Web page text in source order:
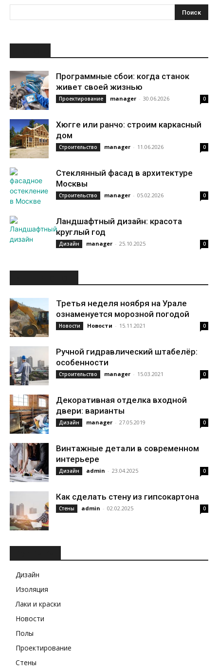
Программные сбои: когда станок
живет своей жизнью
Проектирование manager - 30.06.2026 0
Хюгге или ранчо: строим каркасный
дом
Строительство manager - 11.06.2026 0
Стеклянный фасад в архитектуре
Москвы
Строительство manager - 05.02.2026 0
Ландшафтный дизайн: красота
круглый год
Дизайн manager - 25.10.2025 0
Третья неделя ноября на Урале
ознаменуется морозной погодой
Новости Новости - 15.11.2021 0
Ручной гидравлический штабелёр:
особенности
Строительство manager - 15.03.2021 0
Декоративная отделка входной
двери: варианты
Дизайн manager - 27.05.2019 0
Винтажные детали в современном
интерьере
Дизайн admin - 23.04.2025 0
Как сделать стену из гипсокартона
Стены admin - 02.02.2025 0
Дизайн
Изоляция
Лаки и краски
Новости
Полы
Проектирование
Стены